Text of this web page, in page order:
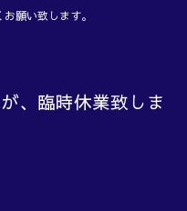
願い致します。
、臨時休業致しま